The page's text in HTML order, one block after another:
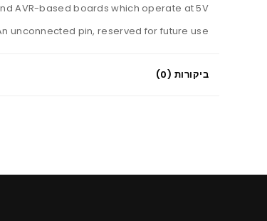
AVR-based boards which operate at 5V.
unconnected pin, reserved for future use.
ביקורות (0)